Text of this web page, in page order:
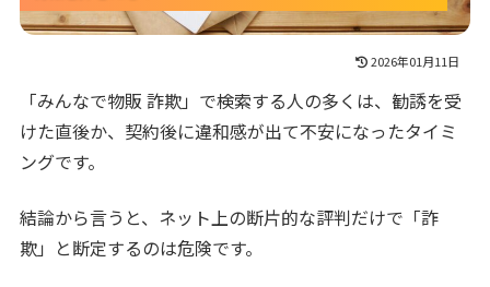
2026年01月11日
「みんなで物販 詐欺」で検索する人の多くは、勧誘を受
けた直後か、契約後に違和感が出て不安になったタイミ
ングです。
結論から言うと、ネット上の断片的な評判だけで「詐
欺」と断定するのは危険です。